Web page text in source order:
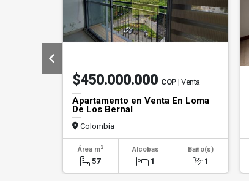
$450.000.000 COP | Venta
Apartamento en Venta En Loma
De Los Bernal
Colombia
Área m2
57
Alcobas
1
Baño(s)
1